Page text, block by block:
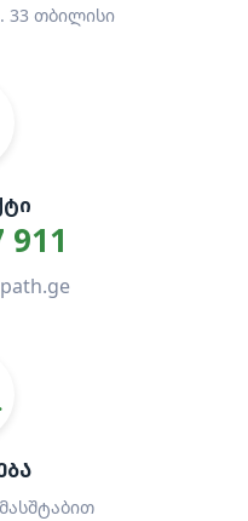
33 თბილისი
911